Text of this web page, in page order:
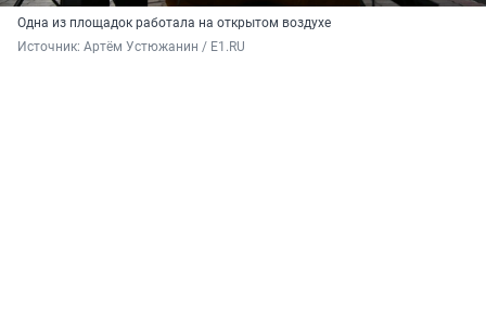
Одна из площадок работала на открытом воздухе
Источник: Артём Устюжанин / E1.RU